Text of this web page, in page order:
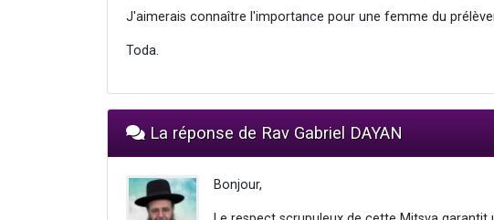
J'aimerais connaître l'importance pour une femme du
Toda.
La réponse de Rav Gabriel DAYAN
Bonjour,